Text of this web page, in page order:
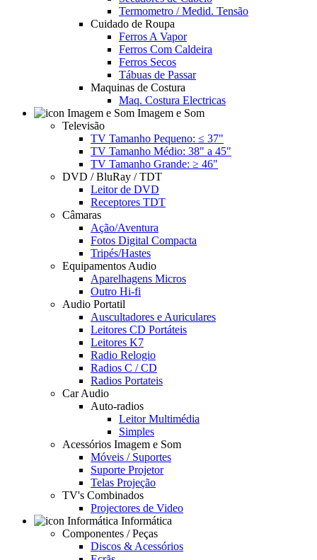
Termometro / Medid. Tensão
Cuidado de Roupa
Ferros A Vapor
Ferros Com Caldeira
Ferros Secos
Tábuas de Passar
Maquinas de Costura
Maq. Costura Electricas
Imagem e Som
Televisão
TV Tamanho Pequeno: ≤ 37"
TV Tamanho Médio: 38" a 45"
TV Tamanho Grande: ≥ 46"
DVD / BluRay / TDT
Leitor de DVD
Receptores TDT
Câmaras
Ação/Aventura
Fotos Digital Compacta
Tripés/Hastes
Equipamentos Audio
Aparelhagens Micros
Outro Hi-fi
Audio Portatil
Auscultadores e Auriculares
Leitores CD Portáteis
Leitores K7
Radio Relogio
Radios C / CD
Radios Portateis
Car Audio
Auto-radios
Leitor Multimédia
Simples
Acessórios Imagem e Som
Móveis / Suportes
Suporte Projetor
Telas Projeção
TV's Combinados
Projectores de Video
Informática
Componentes / Peças
Discos & Acessórios